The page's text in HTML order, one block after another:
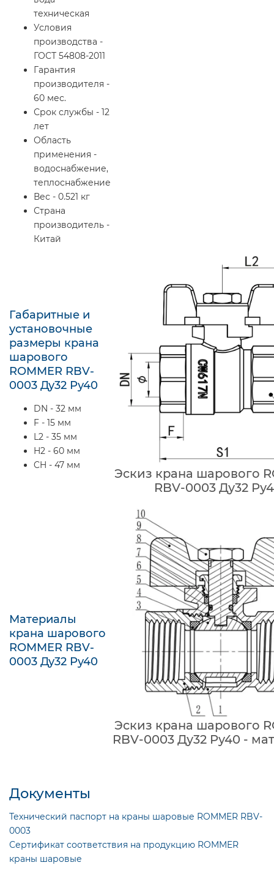
техническая
Условия
производства -
ГОСТ 54808-2011
Гарантия
производителя -
60 мес.
Срок службы - 12
лет
Область
применения -
водоснабжение,
теплоснабжение
Вес - 0.521 кг
Страна
производитель -
Китай
Габаритные и
установочные
размеры крана
шарового
ROMMER RBV-
0003 Ду32 Ру40
DN - 32 мм
F - 15 мм
L2 - 35 мм
H2 - 60 мм
CH - 47 мм
Эскиз крана шарового
RBV-0003 Ду32
Материалы
крана шарового
ROMMER RBV-
0003 Ду32 Ру40
Эскиз крана шарового
RBV-0003 Ду32 Ру40 -
Документы
Технический паспорт на краны шаровые ROMMER RBV-
0003
Сертификат соответствия на продукцию ROMMER
краны шаровые